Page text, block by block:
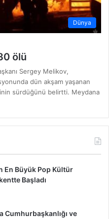
Dünya
ölü
Sergey Melikov,
dün akşam yaşanan
sürdüğünü belirtti. Meydana
En Büyük Pop Kültür
Başladı
Cumhurbaşkanlığı ve